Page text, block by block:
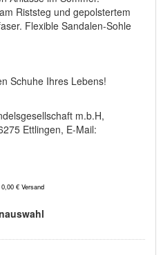
Riststeg und gepolstertem
Flexible Sandalen-Sohle
Schuhe Ihres Lebens!
m.b.H,
Ettlingen, E-Mail:
€ Versand